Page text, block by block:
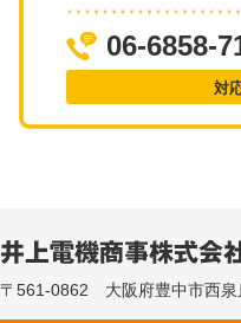
06-6858-
対
〒561-0862 大阪府豊中市西泉